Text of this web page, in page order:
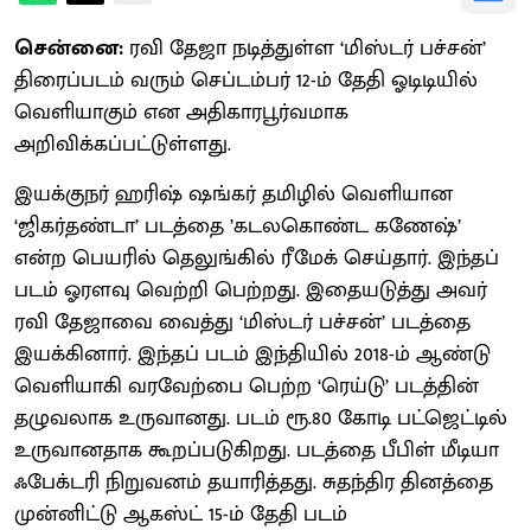
சென்னை: ரவி தேஜா நடித்துள்ள ‘மிஸ்டர் பச்சன்’
திரைப்படம் வரும் செப்டம்பர் 12-ம் தேதி ஓடிடியில்
வெளியாகும் என அதிகாரபூர்வமாக
அறிவிக்கப்பட்டுள்ளது.
இயக்குநர் ஹரிஷ் ஷங்கர் தமிழில் வெளியான
‘ஜிகர்தண்டா’ படத்தை ’கடலகொண்ட கணேஷ்’
என்ற பெயரில் தெலுங்கில் ரீமேக் செய்தார். இந்தப்
படம் ஓரளவு வெற்றி பெற்றது. இதையடுத்து அவர்
ரவி தேஜாவை வைத்து ‘மிஸ்டர் பச்சன்’ படத்தை
இயக்கினார். இந்தப் படம் இந்தியில் 2018-ம் ஆண்டு
வெளியாகி வரவேற்பை பெற்ற ‘ரெய்டு’ படத்தின்
தழுவலாக உருவானது. படம் ரூ.80 கோடி பட்ஜெட்டில்
உருவானதாக கூறப்படுகிறது. படத்தை பீபிள் மீடியா
ஃபேக்டரி நிறுவனம் தயாரித்தது. சுதந்திர தினத்தை
முன்னிட்டு ஆகஸ்ட் 15-ம் தேதி படம்